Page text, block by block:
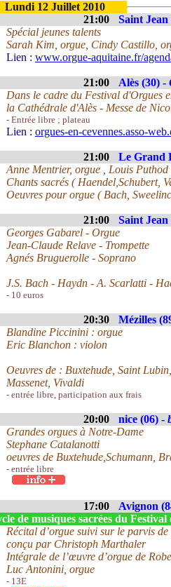
Lundi 12 Juillet 2010
21:00
Saint
Spécial jeunes talents
Sarah Kim, orgue, Cindy Castillo,
Lien : www.orgue-aquitaine.fr/
21:00 Alès (30) -
Dans le cadre du Festival d'Orgues
la Cathédrale d'Alès - Messe de
- Entrée libre ; plateau
Lien : orgues-en-cevennes.asso-
21:00 Le Grand
Anne Mentrier, orgue , Louis
Chants sacrés ( Haendel,Schubert,
Oeuvres pour orgue ( Bach,
21:00 Saint
Georges Gabarel - Orgue
Jean-Claude Relave - Trompette
Agnés Bruguerolle - Soprano
J.S. Bach - Haydn - A. Scarlatti -
- 10 euros
20:30 Mézilles
Blandine Piccinini : orgue
Eric Blanchon : violon
Oeuvres de : Buxtehude, Saint
Massenet, Vivaldi
- entrée libre, participation aux frais
20:00 nice (06) -
Grandes orgues à Notre-Dame
Stephane Catalanotti
oeuvres de Buxtehude,Schumann,
- entrée libre
17:00 Avignon
de musiques sacrées du Festival
Récital d’orgue suivi sur le parvis
conçu par Christoph Marthaler
Intégrale de l’œuvre d’orgue de
Luc Antonini, orgue
- 13E